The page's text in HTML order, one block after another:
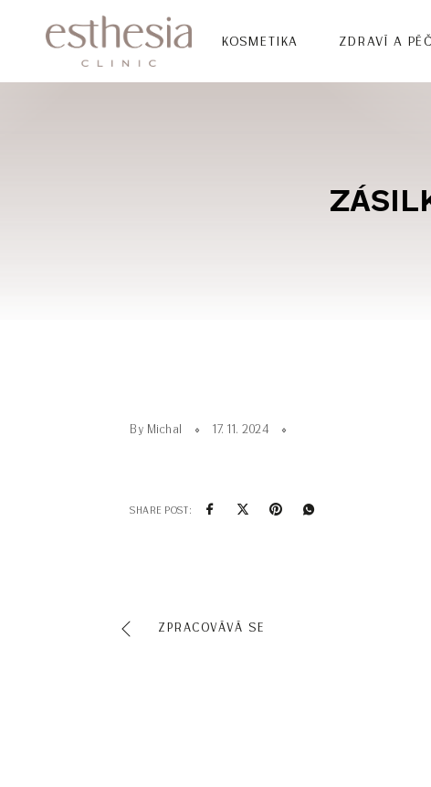
KOSMETIKA ZDRAVÍ A
By Michal 17. 11. 2024
SHARE POST:
ZPRACOVÁVÁ SE